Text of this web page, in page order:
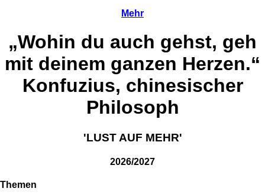
Mehr
„Wohin du auch gehst, geh
mit deinem ganzen Herzen.“
Konfuzius, chinesischer
Philosoph
'LUST AUF MEHR'
2026/2027
Themen